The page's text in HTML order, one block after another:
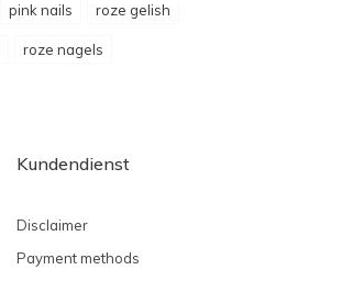
pink nails roze gelish
roze nagels
Kundendienst
Disclaimer
Payment methods